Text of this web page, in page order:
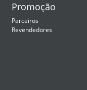
Promoção
Parceiros
Revendedores